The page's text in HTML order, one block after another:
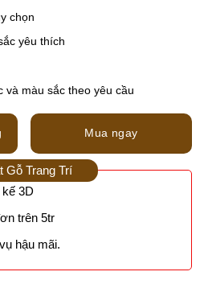
chọn
yêu thích
và màu sắc theo yêu cầu
Mua ngay
Gỗ Trang Trí
3D
trên 5tr
hậu mãi.